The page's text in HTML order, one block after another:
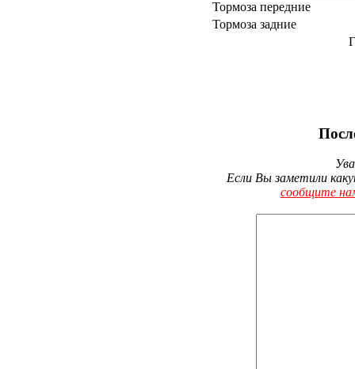
Тормоза передние
Тормоза задние
Если Вы заметили
сообщите